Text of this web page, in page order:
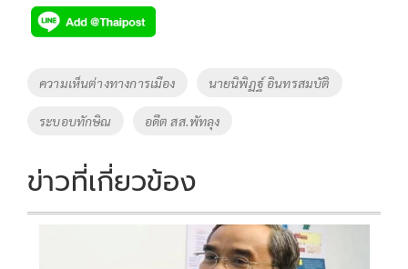
e
b
o
k
tt
er
p
y
Li
k
Tags
ความเห็นต่างทางการเมือง นายนิพิฏฐ์ อินทรสมบัติ
ระบอบทักษิณ อดีต สส.พัทลุง
ข่าวที่เกี่ยวข้อง